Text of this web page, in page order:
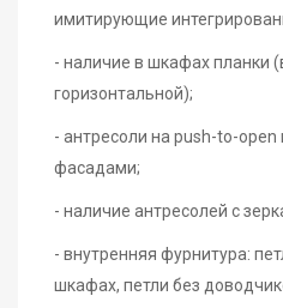
имитирующие
- наличие в шкафах планки
горизонтальной);
- антресоли на push-to-
фасадами;
- наличие антресолей с
- внутренняя фурнитура:
шкафах, петли без